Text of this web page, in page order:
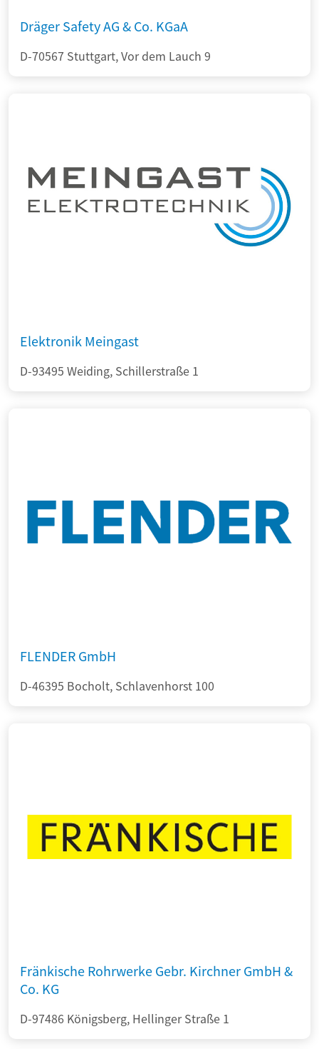
Dräger Safety AG & Co. KGaA
D-70567 Stuttgart, Vor dem Lauch 9
Elektronik Meingast
D-93495 Weiding, Schillerstraße 1
FLENDER GmbH
D-46395 Bocholt, Schlavenhorst 100
Fränkische Rohrwerke Gebr. Kirchner GmbH &
Co. KG
D-97486 Königsberg, Hellinger Straße 1